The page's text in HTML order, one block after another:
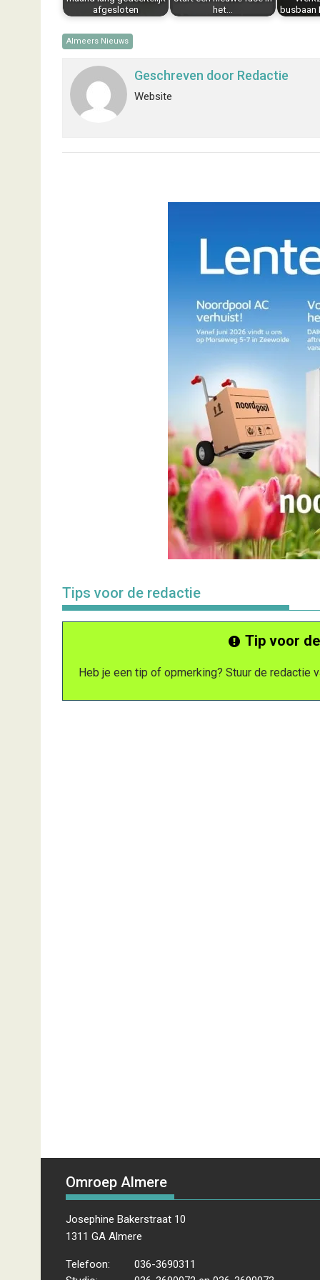
afgesloten
het…
busbaan
Almeers Nieuws
Geschreven door Redactie
Website
Tips voor de redactie
Tip voor
Heb je een tip of opmerking? Stuur de redactie
Omroep Almere
Josephine Bakerstraat 10
1311 GA Almere
Telefoon:
036-3690311